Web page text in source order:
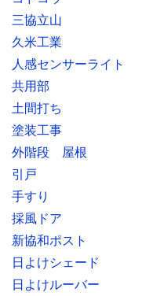
三協立山
久米工業
人感センサーライト
共用部
土間打ち
塗装工事
外階段 屋根
引戸
手すり
採風ドア
新協和ポスト
日よけシェード
日よけルーバー